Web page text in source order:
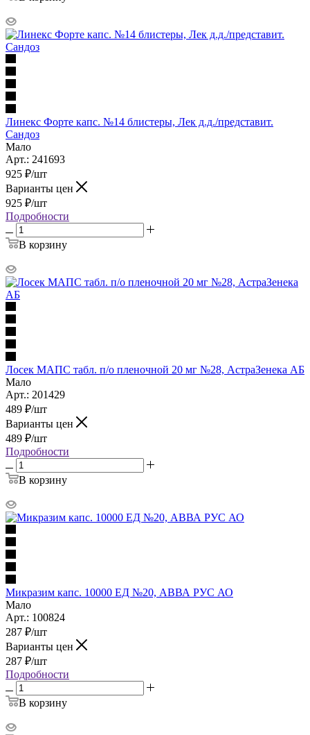
Линекс Форте капс. №14 блистеры, Лек д.д./представит.
Сандоз
Мало
Арт.: 241693
925 ₽/шт
Варианты цен
925 ₽/шт
Подробности
В корзину
Лосек МАПС табл. п/о пленочной 20 мг №28, АстраЗенека АБ
Мало
Арт.: 201429
489 ₽/шт
Варианты цен
489 ₽/шт
Подробности
В корзину
Микразим капс. 10000 ЕД №20, АВВА РУС АО
Мало
Арт.: 100824
287 ₽/шт
Варианты цен
287 ₽/шт
Подробности
В корзину